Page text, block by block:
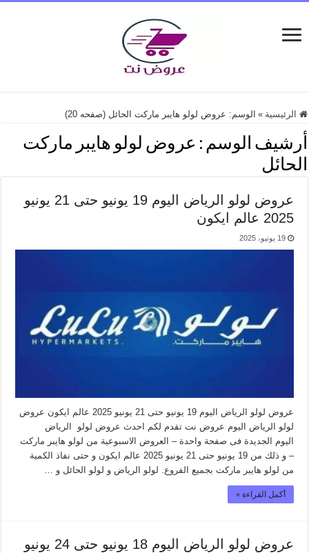
الرئيسية » الوسم: عروض لولو هايبر ماركت الحائل (صفحه 20)
أرشيف الوسم : عروض لولو هايبر ماركت
الحائل
عروض لولو الرياض اليوم 19 يونيو حتى 21 يونيو
2025 عالم ايكون
19 يونيو، 2025
عروض لولو الرياض اليوم 19 يونيو حتى 21 يونيو 2025 عالم ايكون عروض
لولو الرياض اليوم عروض نت تقدم لكم احدث عروض لولو الرياض
اليوم الجديدة فى صفحة واحدة – العروض الاسبوعية من لولو هايبر ماركت
– و ذلك من 19 يونيو حتى 21 يونيو 2025 عالم ايكون و حتى نفاذ الكمية
من لولو هايبر ماركت بجميع الفروع. لولو الرياض و لولو الحائل و …
أكمل القراءة »
عروض لولو الرياض اليوم 18 يونيو حتى 24 يونيو